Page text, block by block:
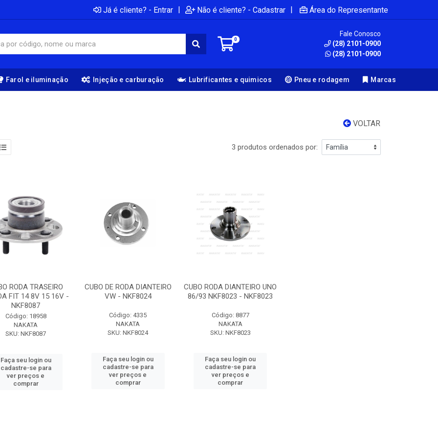
Já é cliente? - Entrar | Não é cliente? - Cadastrar | Área do Representante
0
Fale Conosco
(28) 2101-0900
(28) 2101-0900
Farol e iluminação Injeção e carburação Lubrificantes e quimicos Pneu e rodagem Marcas
VOLTAR
3 produtos ordenados por:
RODA TRASEIRO
FIT 14 8V 15 16V -
NKF8087
Código: 18958
NAKATA
SKU: NKF8087
Faça seu login ou
cadastre-se para
ver preços e
comprar
CUBO DE RODA DIANTEIRO
VW - NKF8024
Código: 4335
NAKATA
SKU: NKF8024
Faça seu login ou
cadastre-se para
ver preços e
comprar
CUBO RODA DIANTEIRO UNO
86/93 NKF8023 - NKF8023
Código: 8877
NAKATA
SKU: NKF8023
Faça seu login ou
cadastre-se para
ver preços e
comprar